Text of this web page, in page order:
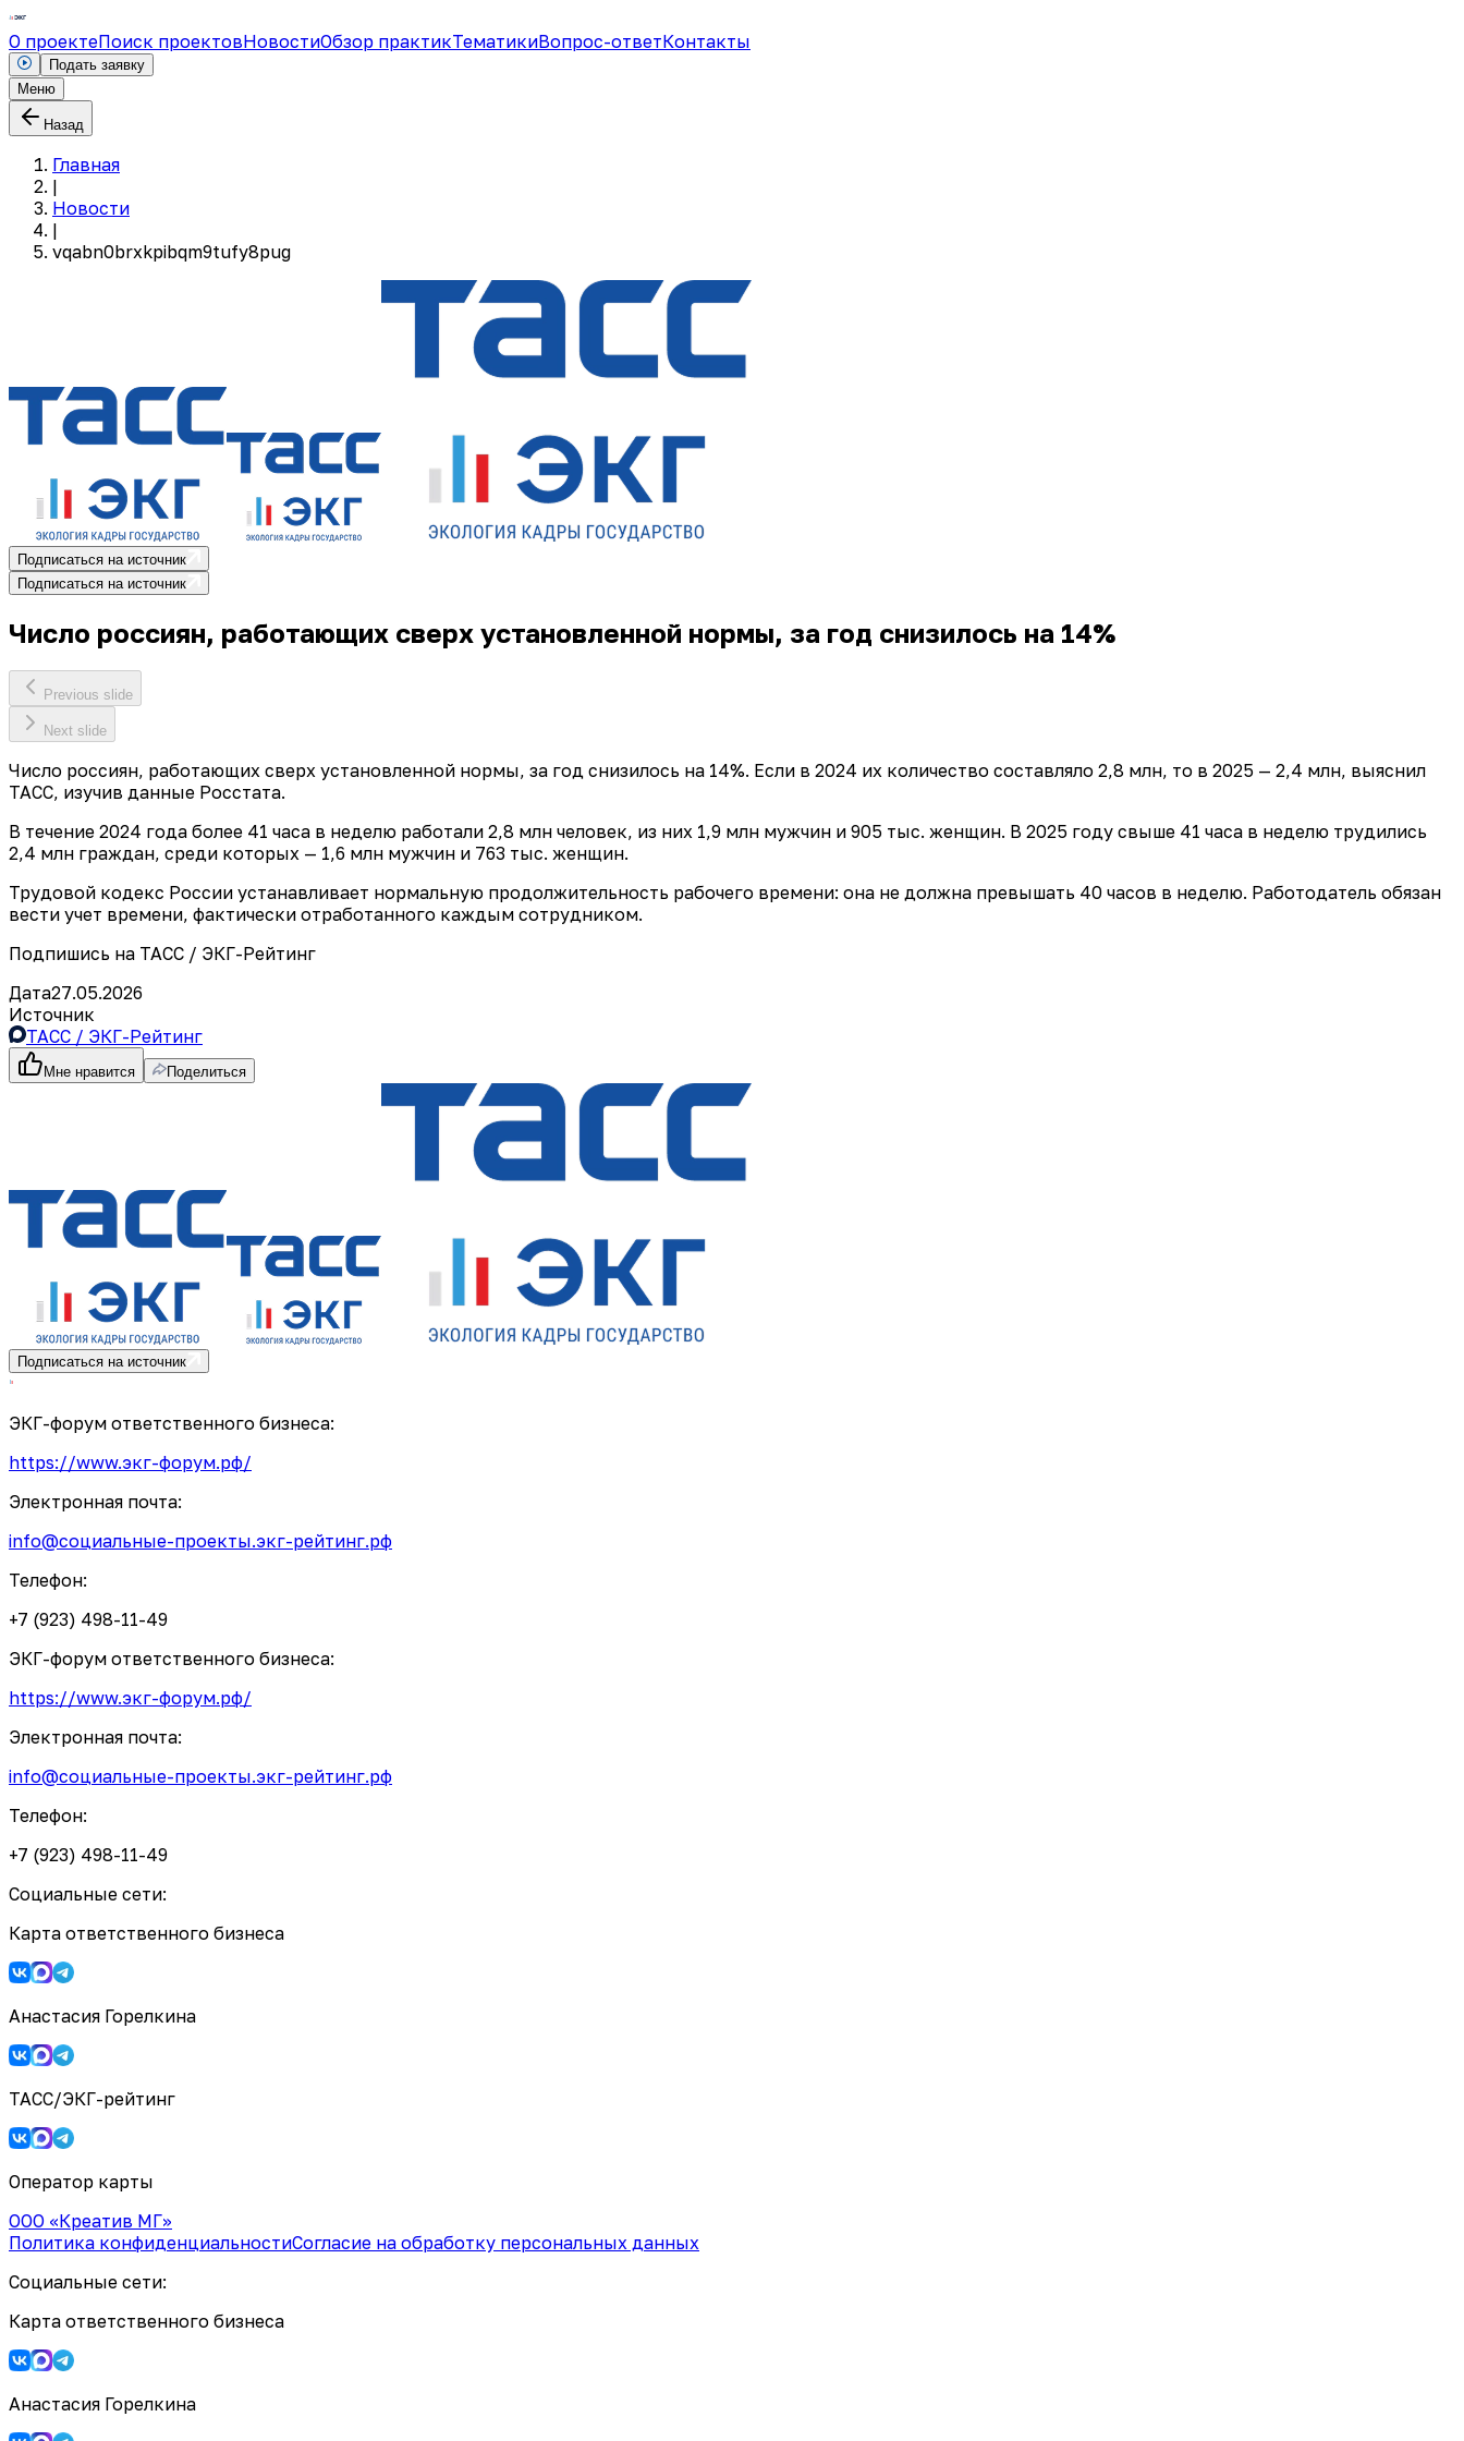
О проектеПоиск проектовНовостиОбзор практикТематикиВопрос-ответКонтакты
Подать заявку
Меню
Назад
Главная
|
Новости
|
vqabn0brxkpibqm9tufy8pug
Подписаться на источник
Подписаться на источник
Число россиян, работающих сверх установленной нормы, за год снизилось на 14%
Previous slide
Next slide
Число россиян, работающих сверх установленной нормы, за год снизилось на 14%. Если в 2024 их количество составляло 2,8 млн, то в 2025 — 2,4 млн, выяснил
ТАСС, изучив данные Росстата.
В течение 2024 года более 41 часа в неделю работали 2,8 млн человек, из них 1,9 млн мужчин и 905 тыс. женщин. В 2025 году свыше 41 часа в неделю трудились
2,4 млн граждан, среди которых — 1,6 млн мужчин и 763 тыс. женщин.
Трудовой кодекс России устанавливает нормальную продолжительность рабочего времени: она не должна превышать 40 часов в неделю. Работодатель обязан
вести учет времени, фактически отработанного каждым сотрудником.
Подпишись на ТАСС / ЭКГ-Рейтинг
Дата27.05.2026
Источник
ТАСС / ЭКГ-Рейтинг
Мне нравится Поделиться
Подписаться на источник
ЭКГ-форум ответственного бизнеса:
https://www.экг-форум.рф/
Электронная почта:
info@социальные-проекты.экг-рейтинг.рф
Телефон:
+7 (923) 498-11-49
ЭКГ-форум ответственного бизнеса:
https://www.экг-форум.рф/
Электронная почта:
info@социальные-проекты.экг-рейтинг.рф
Телефон:
+7 (923) 498-11-49
Социальные сети:
Карта ответственного бизнеса
Анастасия Горелкина
ТАСС/ЭКГ-рейтинг
Оператор карты
ООО «Креатив МГ»
Политика конфиденциальностиСогласие на обработку персональных данных
Социальные сети:
Карта ответственного бизнеса
Анастасия Горелкина